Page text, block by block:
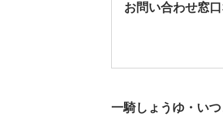
お問い合わせ窓
一騎しょうゆ・い